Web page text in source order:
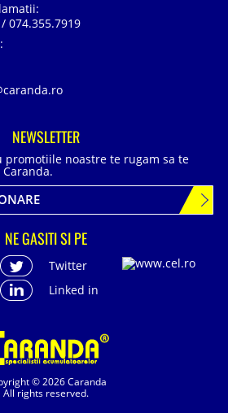
© 2026 Caranda
All rights reserved.
074.355.7919
NEWSLETTER
promotiile noastre te rugam sa te
NE GASITI SI PE
Twitter
Linked in